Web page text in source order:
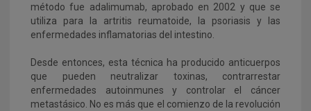
método fue adalimumab, aprobado en 2002 y que se
utiliza para la artritis reumatoide, la psoriasis y las
enfermedades inflamatorias del intestino.
Desde entonces, esta técnica ha producido anticuerpos
que pueden neutralizar toxinas, contrarrestar
enfermedades autoinmunes y controlar el cáncer
metastásico. No es más que el comienzo de la revolución